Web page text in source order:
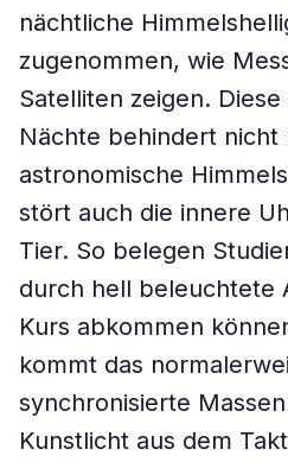
nächtliche
zugenommen, wie
Satelliten zeigen.
Nächte behindert nicht
astronomische
stört auch die innere
Tier. So belegen
durch hell beleuchtete
Kurs abkommen
kommt das
synchronisierte
Kunstlicht aus dem